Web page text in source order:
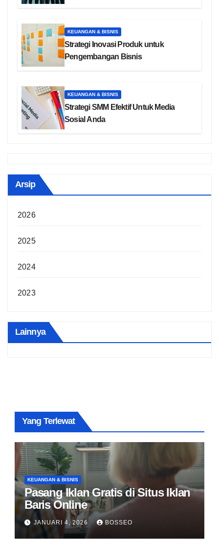
KEUANGAN & BISNIS
Strategi Inovasi Produk untuk
Pengembangan Bisnis
KEUANGAN & BISNIS
Strategi SMM Efektif Untuk Media
Sosial Anda
Arsip
2026
2025
2024
2023
Lainnya
Yang Terlewat
KEUANGAN & BISNIS
Pasang Iklan Gratis di Situs Iklan
Baris Online
JANUARI 4, 2026 BOSSEO